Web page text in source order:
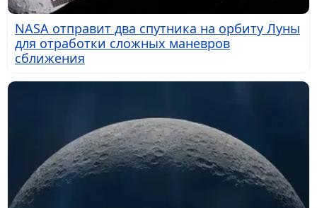
NASA отправит два спутника на орбиту Луны
для отработки сложных маневров
сближения